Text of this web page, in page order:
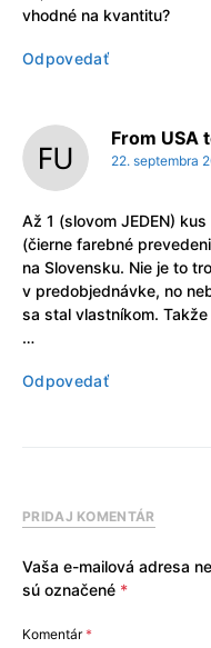
vhodné na kvantitu?
Odpovedať
From USA
22. septembra
Až 1 (slovom JEDEN)
(čierne farebné
na Slovensku. Nie je to
v predobjednávke, no
sa stal vlastníkom.
…
Odpovedať
PRIDAJ KOMENTÁR
Vaša e-mailová adresa
sú označené *
Komentár*